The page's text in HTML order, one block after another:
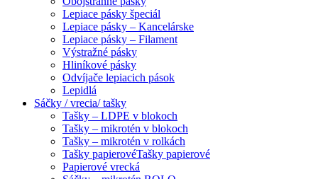
Lepiace pásky špeciál
Lepiace pásky – Kancelárske
Lepiace pásky – Filament
Výstražné pásky
Hliníkové pásky
Odvíjače lepiacich pások
Lepidlá
Sáčky / vrecia/ tašky
Tašky – LDPE v blokoch
Tašky – mikrotén v blokoch
Tašky – mikrotén v rolkách
Tašky papierovéTašky papierové
Papierové vrecká